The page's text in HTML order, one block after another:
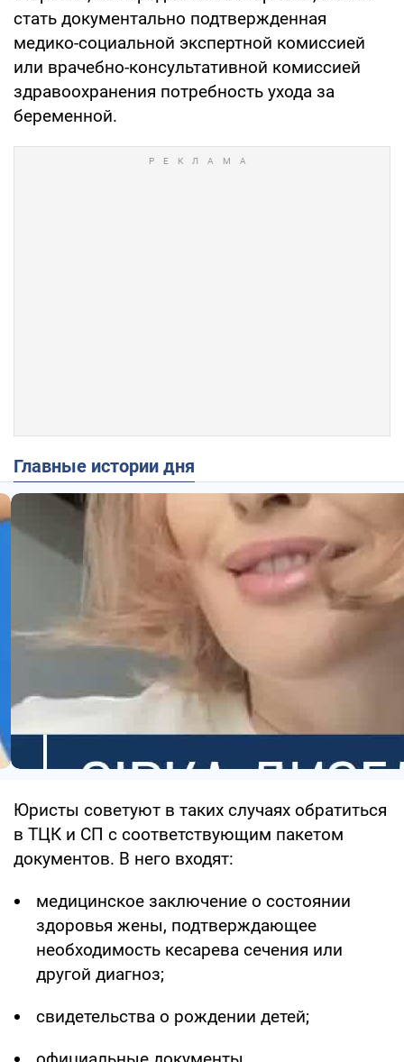
стать документально подтвержденная
медико-социальной экспертной комиссией
или врачебно-консультативной комиссией
здравоохранения потребность ухода за
беременной.
Главные истории дня
Юристы советуют в таких случаях обратиться
в ТЦК и СП с соответствующим пакетом
документов. В него входят:
медицинское заключение о состоянии
здоровья жены, подтверждающее
необходимость кесарева сечения или
другой диагноз;
свидетельства о рождении детей;